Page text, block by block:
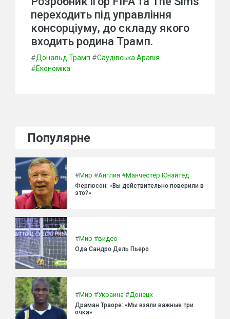
переходить під управління
консорціуму, до складу якого
входить родина Трамп.
#Дональд Трамп #Саудівська Аравія
#Економіка
Популярне
#Мир #Англия #Манчестер Юнайтед
Фергюсон: «Вы действительно поверили в
это?»
#Мир #видео
Ода Сандро Дель Пьеро
#Мир #Украина #Донецк
Драман Траоре: «Мы взяли важные три
очка»